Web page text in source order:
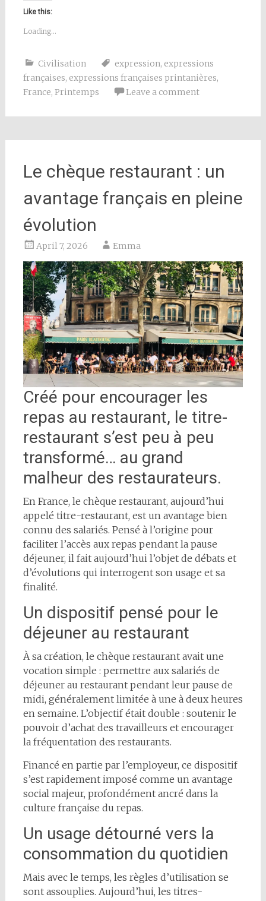
Like this:
Loading...
Civilisation expression, expressions
françaises, expressions françaises printanières,
France, Printemps Leave a comment
Le chèque restaurant : un
avantage français en pleine
évolution
April 7, 2026 Emma
Créé pour encourager les
repas au restaurant, le titre-
restaurant s’est peu à peu
transformé… au grand
malheur des restaurateurs.
En France, le chèque restaurant, aujourd’hui
appelé titre-restaurant, est un avantage bien
connu des salariés. Pensé à l’origine pour
faciliter l’accès aux repas pendant la pause
déjeuner, il fait aujourd’hui l’objet de débats et
d’évolutions qui interrogent son usage et sa
finalité.
Un dispositif pensé pour le
déjeuner au restaurant
À sa création, le chèque restaurant avait une
vocation simple : permettre aux salariés de
déjeuner au restaurant pendant leur pause de
midi, généralement limitée à une à deux heures
en semaine. L’objectif était double : soutenir le
pouvoir d’achat des travailleurs et encourager
la fréquentation des restaurants.
Financé en partie par l’employeur, ce dispositif
s’est rapidement imposé comme un avantage
social majeur, profondément ancré dans la
culture française du repas.
Un usage détourné vers la
consommation du quotidien
Mais avec le temps, les règles d’utilisation se
sont assouplies. Aujourd’hui, les titres-